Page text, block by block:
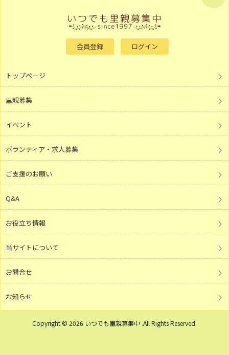
会員登録 ログイン
トップページ
里親募集
イベント
ボランティア・求人募集
ご支援のお願い
Q&A
お役立ち情報
当サイトについて
お問合せ
お知らせ
Copyright © 2026 いつでも里親募集中 .All Rights Reserved.